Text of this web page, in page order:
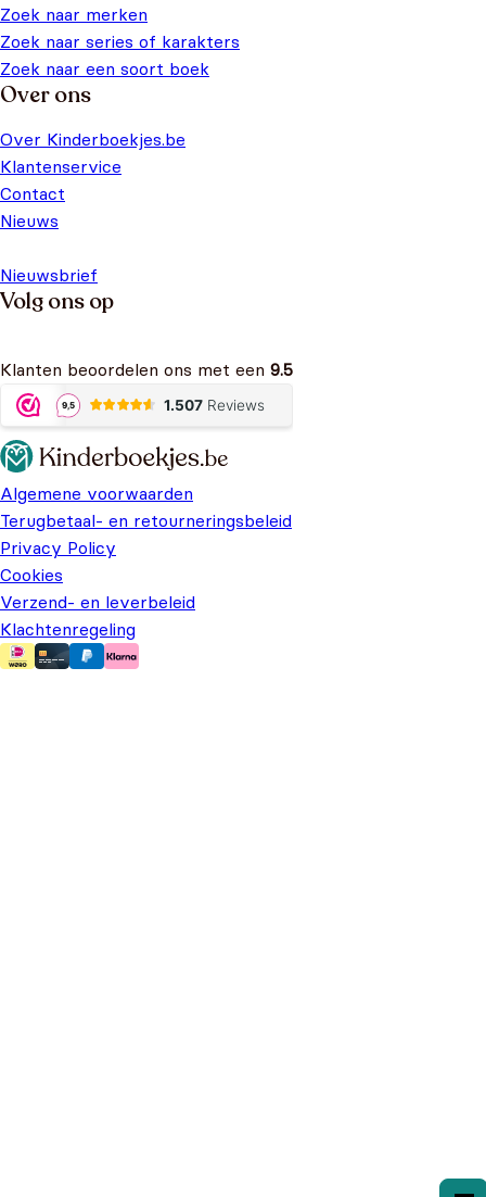
Zoek naar merken
Zoek naar series of karakters
Zoek naar een soort boek
Over ons
Over Kinderboekjes.be
Klantenservice
Contact
Nieuws
Nieuwsbrief
Volg ons op
Klanten beoordelen ons met een 9.5
Algemene voorwaarden
Terugbetaal- en retourneringsbeleid
Privacy Policy
Cookies
Verzend- en leverbeleid
Klachtenregeling